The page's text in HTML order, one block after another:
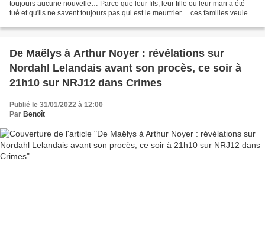
toujours aucune nouvelle… Parce que leur fils, leur fille ou leur mari a été
tué et qu'ils ne savent toujours pas qui est le meurtrier… ces familles veulent
De Maëlys à Arthur Noyer : révélations sur
Nordahl Lelandais avant son procès, ce soir à
21h10 sur NRJ12 dans Crimes
Publié le 31/01/2022 à 12:00
Par Benoît